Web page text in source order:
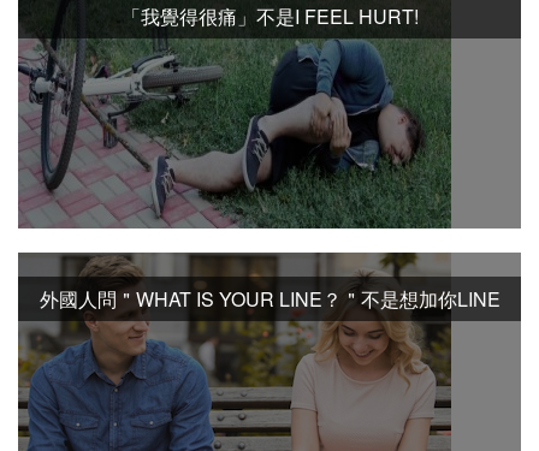
「我覺得很痛」不是I FEEL HURT!
外國人問＂WHAT IS YOUR LINE？＂不是想加你LINE